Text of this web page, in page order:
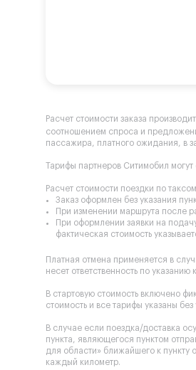
Расчет стоимости заказа
соотношением спроса и
пассажира, платного ожидания, в
Тарифы партнеров Ситимобил могут
Расчет стоимости поездки по
Заказ оформлен без указания
При изменении маршрута после
При оформлении заявки на
фактическая стоимость
Платная отмена применяется в
несет ответственность по
В стартовую стоимость включено
стоимость и все тарифы указаны
В случае если поездка/доставка
пункта, являющегося пунктом
для области» ближайшего к пункту
каждый километр.